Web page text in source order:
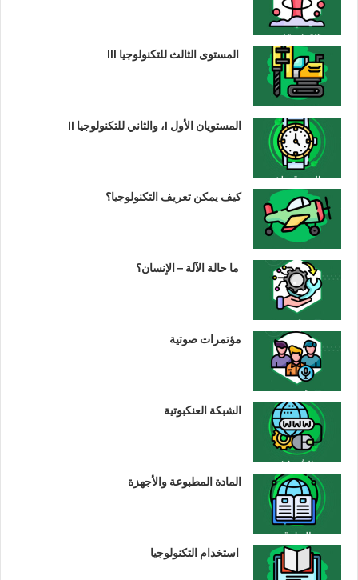
المستوى الثالث للتكنولوجيا III
المستويان الأول I، والثاني للتكنولوجيا II
كيف يمكن تعريف التكنولوجيا؟
ما حالة الآلة – الإنسان؟
مؤتمرات صوتية
الشبكة العنكبوتية
المادة المطبوعة والأجهزة
استخدام التكنولوجيا